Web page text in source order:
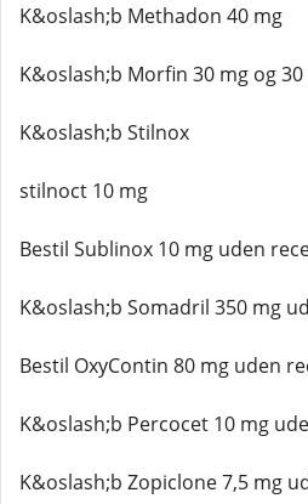
K&oslash;b Methadon 40 mg
K&oslash;b Morfin 30 mg og
K&oslash;b Stilnox
stilnoct 10 mg
Bestil Sublinox 10 mg uden
K&oslash;b Somadril 350 mg
Bestil OxyContin 80 mg uden
K&oslash;b Percocet 10 mg
K&oslash;b Zopiclone 7,5 mg